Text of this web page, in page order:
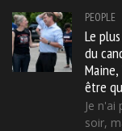
PEOPLE
Le
du
être
Je n'ai
soir,